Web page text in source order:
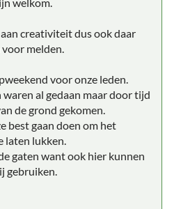
creativiteit dus ook daar
melden.
voor onze leden.
waren al gedaan maar door tijd
de grond gekomen.
best gaan doen om het
laten lukken.
gaten want ook hier kunnen
gebruiken.